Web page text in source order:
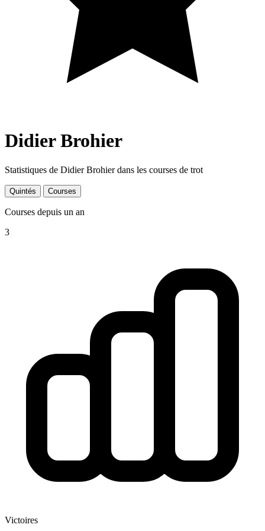
Didier Brohier
Statistiques de Didier Brohier dans les courses de trot
Quintés Courses
Courses depuis un an
3
Victoires